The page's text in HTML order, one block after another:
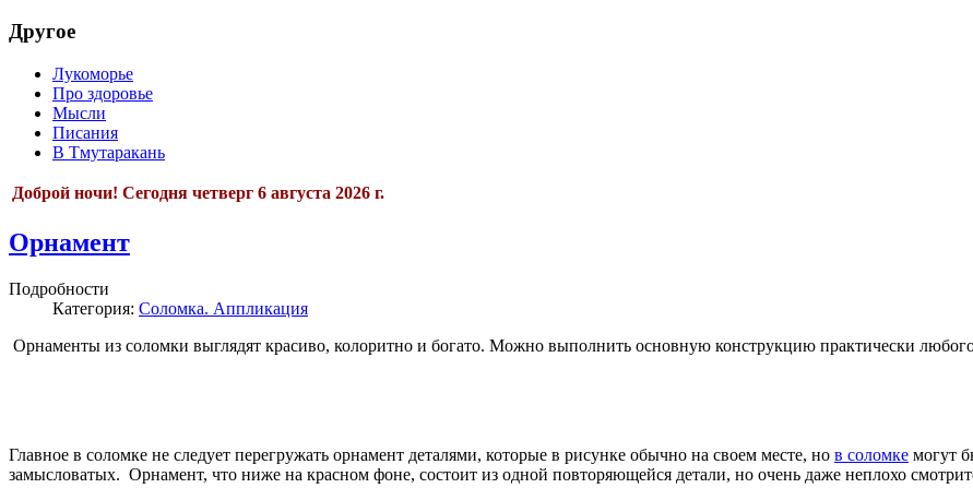
Другое
Лукоморье
Про здоровье
Мысли
Писания
В Тмутаракань
Доброй ночи! Сегодня четверг 6 августа 2026 г.
Орнамент
Подробности
Категория: Соломка. Аппликация
Орнаменты из соломки выглядят красиво, колоритно и богато. Можно выполнить основную конструкцию практически
Главное в соломке не следует перегружать орнамент деталями, которые в рисунке обычно на своем месте, но в соломке могут
замысловатых. Орнамент, что ниже на красном фоне, состоит из одной повторяющейся детали, но очень даже неплохо